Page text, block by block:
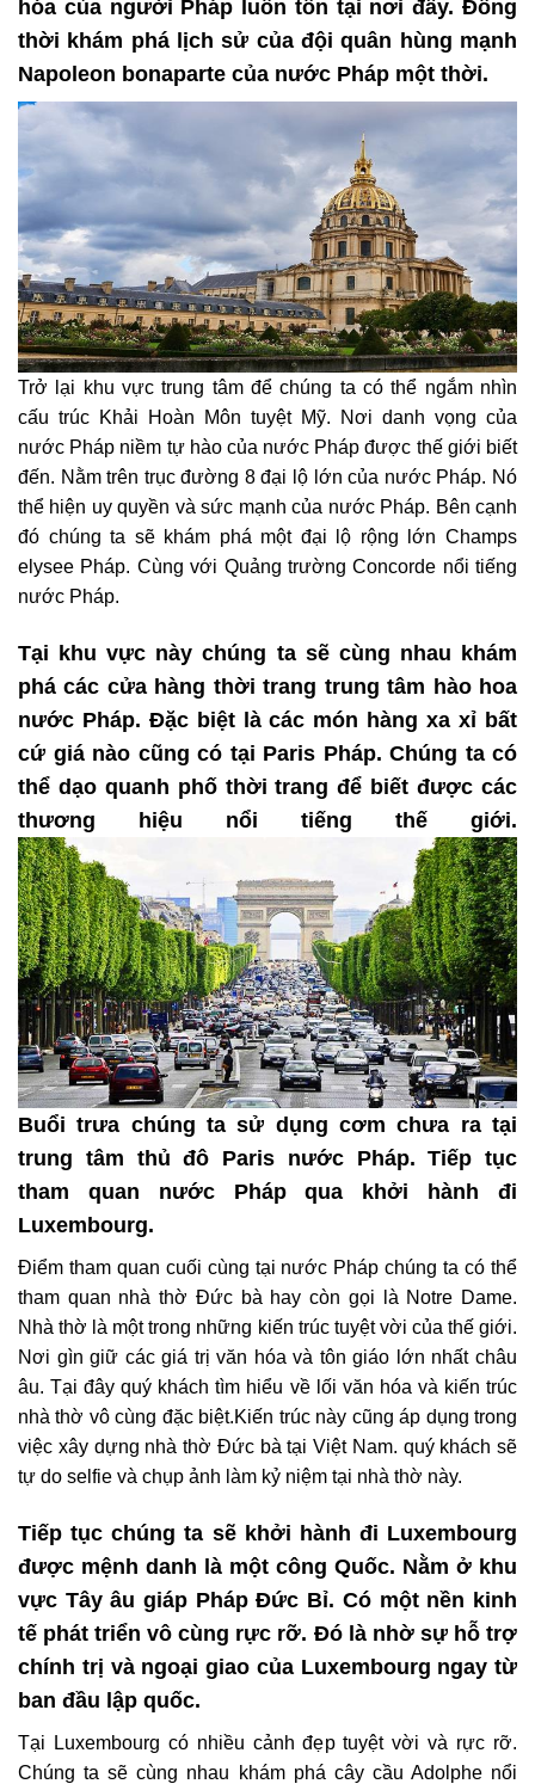
hóa của người Pháp luôn tồn tại nơi đây. Đồng
thời khám phá lịch sử của đội quân hùng mạnh
Napoleon bonaparte của nước Pháp một thời.
Trở lại khu vực trung tâm để chúng ta có thể ngắm nhìn
cấu trúc Khải Hoàn Môn tuyệt Mỹ. Nơi danh vọng của
nước Pháp niềm tự hào của nước Pháp được thế giới biết
đến. Nằm trên trục đường 8 đại lộ lớn của nước Pháp. Nó
thể hiện uy quyền và sức mạnh của nước Pháp. Bên cạnh
đó chúng ta sẽ khám phá một đại lộ rộng lớn Champs
elysee Pháp. Cùng với Quảng trường Concorde nổi tiếng
nước Pháp.
Tại khu vực này chúng ta sẽ cùng nhau khám
phá các cửa hàng thời trang trung tâm hào hoa
nước Pháp. Đặc biệt là các món hàng xa xỉ bất
cứ giá nào cũng có tại Paris Pháp. Chúng ta có
thể dạo quanh phố thời trang để biết được các
thương hiệu nổi tiếng thế giới.
Buổi trưa chúng ta sử dụng cơm chưa ra tại
trung tâm thủ đô Paris nước Pháp. Tiếp tục
tham quan nước Pháp qua khởi hành đi
Luxembourg.
Điểm tham quan cuối cùng tại nước Pháp chúng ta có thể
tham quan nhà thờ Đức bà hay còn gọi là Notre Dame.
Nhà thờ là một trong những kiến trúc tuyệt vời của thế giới.
Nơi gìn giữ các giá trị văn hóa và tôn giáo lớn nhất châu
âu. Tại đây quý khách tìm hiểu về lối văn hóa và kiến trúc
nhà thờ vô cùng đặc biệt.Kiến trúc này cũng áp dụng trong
việc xây dựng nhà thờ Đức bà tại Việt Nam. quý khách sẽ
tự do selfie và chụp ảnh làm kỷ niệm tại nhà thờ này.
Tiếp tục chúng ta sẽ khởi hành đi Luxembourg
được mệnh danh là một công Quốc. Nằm ở khu
vực Tây âu giáp Pháp Đức Bỉ. Có một nền kinh
tế phát triển vô cùng rực rỡ. Đó là nhờ sự hỗ trợ
chính trị và ngoại giao của Luxembourg ngay từ
ban đầu lập quốc.
Tại Luxembourg có nhiều cảnh đẹp tuyệt vời và rực rỡ.
Chúng ta sẽ cùng nhau khám phá cây cầu Adolphe nổi